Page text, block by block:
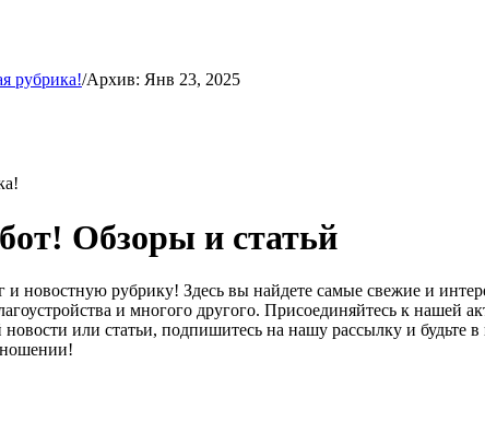
рубрика!/Архив: Янв 23, 2025
Обзоры и статьй
новостную рубрику! Здесь вы найдете самые свежие и
и многого другого. Присоединяйтесь к
или статьи, подпишитесь на нашу рассылку и будьте